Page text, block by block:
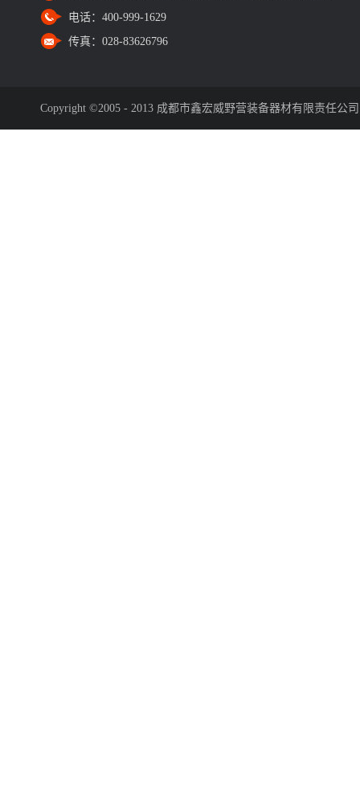
电话： 400-999-1629
传真： 028-83626796
Copyright ©2005 - 2013 成都市鑫宏威野营装备器材有限责任公司